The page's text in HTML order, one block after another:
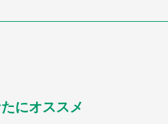
にオススメ